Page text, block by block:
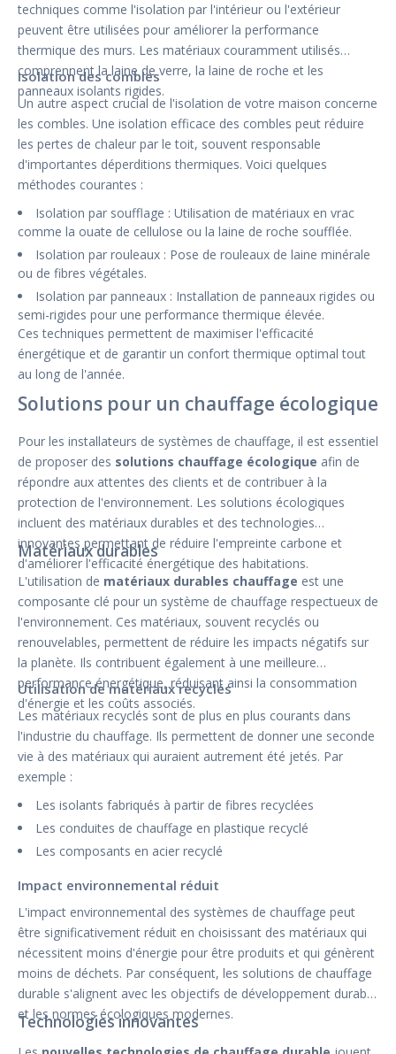
techniques comme l'isolation par l'intérieur ou l'extérieur
peuvent être utilisées pour améliorer la performance
thermique des murs. Les matériaux couramment utilisés
comprennent la laine de verre, la laine de roche et les
panneaux isolants rigides.
Isolation des combles
Un autre aspect crucial de l'isolation de votre maison concerne
les combles. Une isolation efficace des combles peut réduire
les pertes de chaleur par le toit, souvent responsable
d'importantes déperditions thermiques. Voici quelques
méthodes courantes :
Isolation par soufflage : Utilisation de matériaux en vrac
comme la ouate de cellulose ou la laine de roche soufflée.
Isolation par rouleaux : Pose de rouleaux de laine minérale
ou de fibres végétales.
Isolation par panneaux : Installation de panneaux rigides ou
semi-rigides pour une performance thermique élevée.
Ces techniques permettent de maximiser l'efficacité
énergétique et de garantir un confort thermique optimal tout
au long de l'année.
Solutions pour un chauffage écologique
Pour les installateurs de systèmes de chauffage, il est essentiel
de proposer des solutions chauffage écologique afin de
répondre aux attentes des clients et de contribuer à la
protection de l'environnement. Les solutions écologiques
incluent des matériaux durables et des technologies
innovantes permettant de réduire l'empreinte carbone et
d'améliorer l'efficacité énergétique des habitations.
Matériaux durables
L'utilisation de matériaux durables chauffage est une
composante clé pour un système de chauffage respectueux de
l'environnement. Ces matériaux, souvent recyclés ou
renouvelables, permettent de réduire les impacts négatifs sur
la planète. Ils contribuent également à une meilleure
performance énergétique, réduisant ainsi la consommation
d'énergie et les coûts associés.
Utilisation de matériaux recyclés
Les matériaux recyclés sont de plus en plus courants dans
l'industrie du chauffage. Ils permettent de donner une seconde
vie à des matériaux qui auraient autrement été jetés. Par
exemple :
Les isolants fabriqués à partir de fibres recyclées
Les conduites de chauffage en plastique recyclé
Les composants en acier recyclé
Impact environnemental réduit
L'impact environnemental des systèmes de chauffage peut
être significativement réduit en choisissant des matériaux qui
nécessitent moins d'énergie pour être produits et qui génèrent
moins de déchets. Par conséquent, les solutions de chauffage
durable s'alignent avec les objectifs de développement durable
et les normes écologiques modernes.
Technologies innovantes